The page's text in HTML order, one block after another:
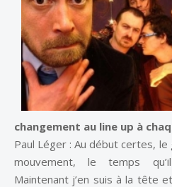
changement au line up à
Paul Léger : Au début certes,
mouvement, le temps
Maintenant j’en suis à la tête